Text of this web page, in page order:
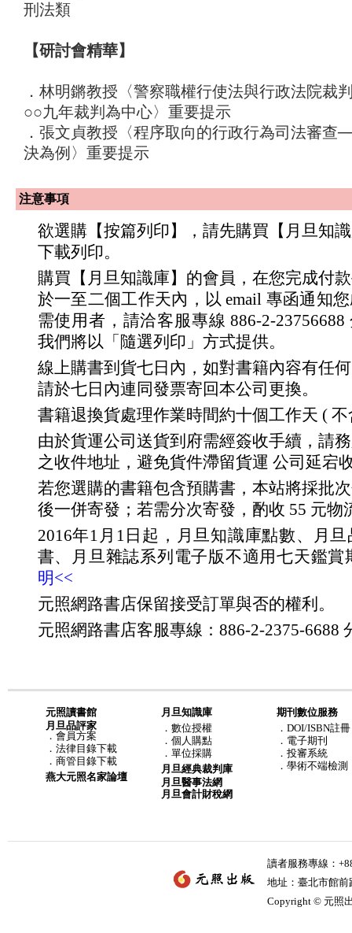
刑法類
【研討會精華】
．林明鏘教授〈警察職權行使法與行政法院裁
○○九年裁判為中心〉重要提示
．張文貞教授〈程序取向的行政行為司法審查
決為例〉重要提示
注意事項
欲選購【按篇列印】，請先購買【月旦知
下載列印。
購買【月旦知識庫】的會員，在您完成付
於一至二個工作天內，以 email 專函通知
需使用者，請洽客服專線 886-2-23756688
我們將以「隨選列印」方式提供。
線上購書到貨七日內，如對書籍內容有任
請於七日內連同發票寄回本公司更換。
書籍退換貨處理作業時間約十個工作天 (
由於貨運公司送貨到府需經簽收手續，請
之收件地址，避免貨件滯留貨運 公司延宕
若您選購的書籍包含預購書，本站將採批
後一併寄發；若需分次寄發，酌收 55 元物
2016年1月1日起，月旦知識庫點數、月
書、月旦雜誌系列電子版不適用七天鑑賞
明<<
元照網路書店保留接受訂單與否的權利。
元照網路書店客服專線：886-2-2375-6688
元照讀書館
月旦品評家
． 會員方案
． 法律目錄下載
． 商管目錄下載
燕大元照名家論壇
月旦知識庫
． 數位授權
． 個人購點
． 單位採購
月旦經典裁判庫
月旦醫事法網
月旦會計財稅網
期刊數位服務
．DOI/ISBN註冊
．電子期刊
．投審系統
．學術不端檢測
讀者服務專線：
地址：臺北市館
Copyright © 元照